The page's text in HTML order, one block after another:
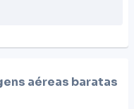
aéreas baratas